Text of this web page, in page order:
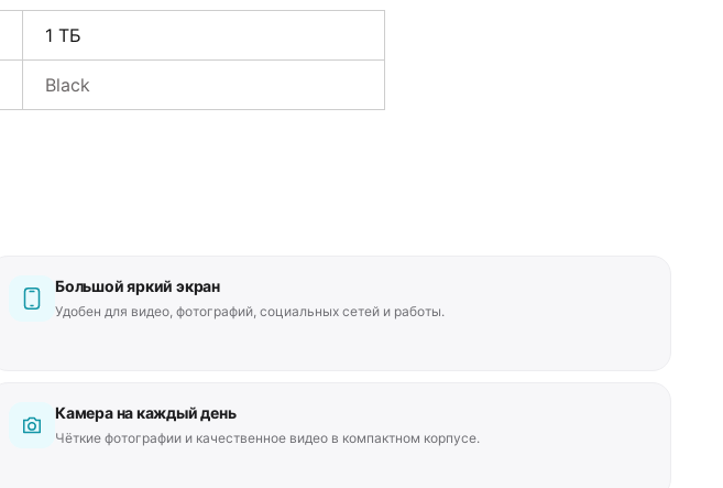
1 ТБ
Black
Большой яркий экран
Удобен для видео, фотографий, социальных сетей и работы.
Камера на каждый день
Чёткие фотографии и качественное видео в компактном корпусе.